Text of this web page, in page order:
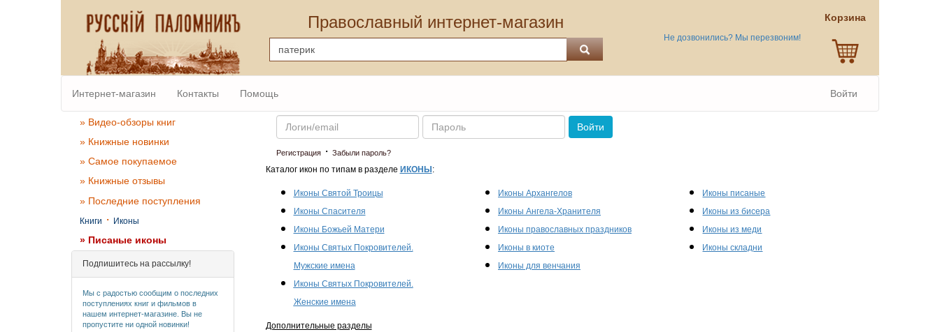
Православный интернет-магазин
Не дозвонились? Мы перезвоним!
Корзина
Интернет-магазин Контакты Помощь Войти
» Видео-обзоры книг
» Книжные новинки
» Самое покупаемое
» Книжные отзывы
» Последние поступления
Книги · Иконы
» Писаные иконы
Подпишитесь на рассылку!
Мы с радостью сообщим о последних
поступлениях книг и фильмов в
нашем интернет-магазине. Вы не
пропустите ни одной новинки!
Email Пароль
Войти
Регистрация· Забыли пароль?
Каталог икон по типам в разделе ИКОНЫ :
Иконы Святой Троицы
Иконы Спасителя
Иконы Божьей Матери
Иконы Святых Покровителей.
Мужские имена
Иконы Святых Покровителей.
Женские имена
Иконы Архангелов
Иконы Ангела-Хранителя
Иконы православных праздников
Иконы в киоте
Иконы для венчания
Иконы писаные
Иконы из бисера
Иконы из меди
Иконы складни
Дополнительные разделы